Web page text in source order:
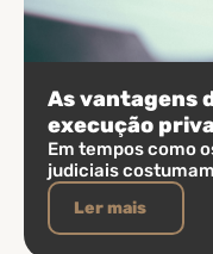
As vantagens
execução
Em tempos como
judiciais
Ler mais